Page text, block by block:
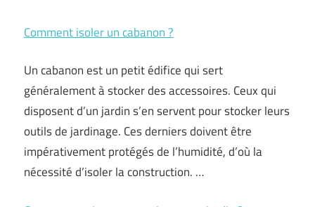
Comment isoler un cabanon ?
Un cabanon est un petit édifice qui sert
généralement à stocker des accessoires. Ceux qui
disposent d’un jardin s’en servent pour stocker leurs
outils de jardinage. Ces derniers doivent être
impérativement protégés de l’humidité, d’où la
nécessité d’isoler la construction. …